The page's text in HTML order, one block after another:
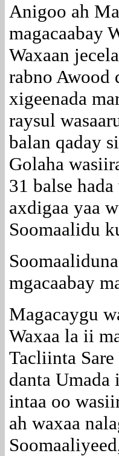
Anigoo ah
magacaabay
Waxaan
rabno Awood
xigeenada
raysul
balan qaday
Golaha
31 balse
axdigaa yaa
Soomaalidu
mgacaabay
Magacaygu
Waxaa la ii
Tacliinta Sare
danta
intaa oo
ah waxaa